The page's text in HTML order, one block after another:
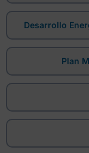
Desarrollo
Plan